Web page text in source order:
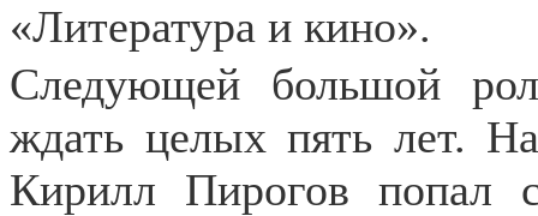
«Литература и кино».
Следующей большой
ждать целых пять лет.
Кирилл Пирогов попал